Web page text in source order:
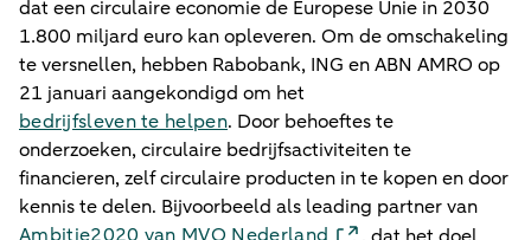
dat een circulaire economie de Europese Unie in 2030
1.800 miljard euro kan opleveren. Om de omschakeling
te versnellen, hebben Rabobank, ING en ABN AMRO op
21 januari aangekondigd om het
bedrijfsleven te helpen. Door behoeftes te
onderzoeken, circulaire bedrijfsactiviteiten te
financieren, zelf circulaire producten in te kopen en door
kennis te delen. Bijvoorbeeld als leading partner van